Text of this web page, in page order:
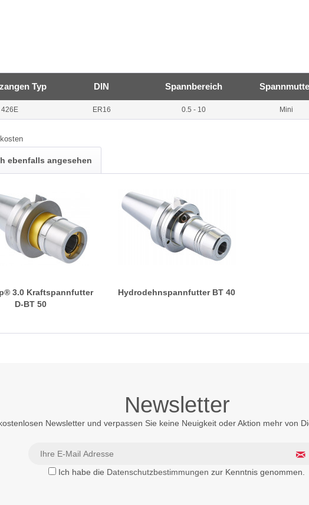
Typ DIN Spannbereich
426E ER16 0.5 - 10 Mini
ebenfalls angesehen
3.0 Kraftspannfutter
D-BT 50
Hydrodehnspannfutter BT 40
Newsletter
Newsletter und verpassen Sie keine Neuigkeit oder Aktion mehr von
Ich habe die Datenschutzbestimmungen zur Kenntnis genommen.